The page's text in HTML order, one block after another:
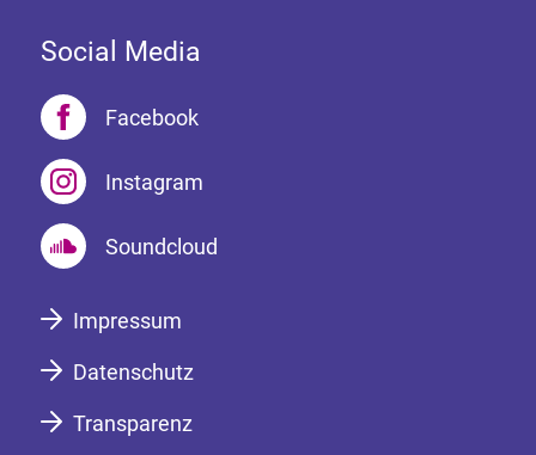
Social Media
Facebook
Instagram
Soundcloud
Impressum
Datenschutz
Transparenz